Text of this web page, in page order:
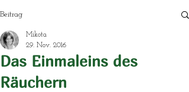
Beitrag
Das Einmaleins des
Räuchern
Mikota
29. Nov. 2016